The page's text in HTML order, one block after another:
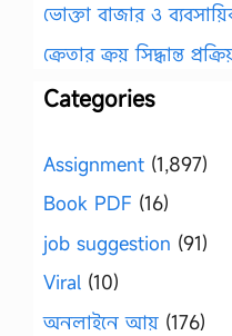
ভোক্তা বাজার ও
ক্রেতার ক্রয় সিদ্ধান্ত
Categories
Assignment (1,897)
Book PDF (16)
job suggestion (91)
Viral (10)
অনলাইনে আয় (176)